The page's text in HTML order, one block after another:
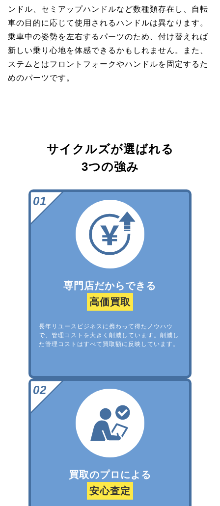
ンドル、セミアップハンドルなど数種類存在し、自転
車の目的に応じて使用されるハンドルは異なります。
乗車中の姿勢を左右するパーツのため、付け替えれば
新しい乗り心地を体感できるかもしれません。また、
ステムとはフロントフォークやハンドルを固定するた
めのパーツです。
サイクルズが選ばれる
3つの強み
専門店だからできる
高価買取
長年リユースビジネスに携わって得たノウハウ
で、管理コストを大きく削減しています。削減し
た管理コストはすべて買取額に反映しています。
買取のプロによる
安心査定